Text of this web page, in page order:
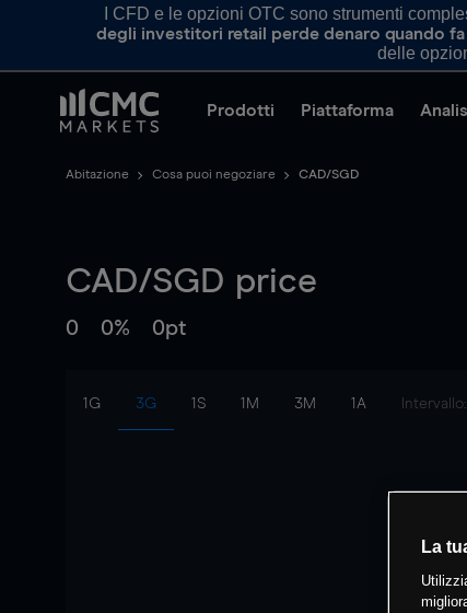
I CFD e le opzioni OTC sono strumenti
degli investitori retail perde denaro quando
delle
Prodotti Piattaforma
Abitazione Cosa puoi negoziare CAD/SGD
CAD/SGD price
0 0% 0pt
1G 3G 1S 1M 3M 1A Intervallo:
La